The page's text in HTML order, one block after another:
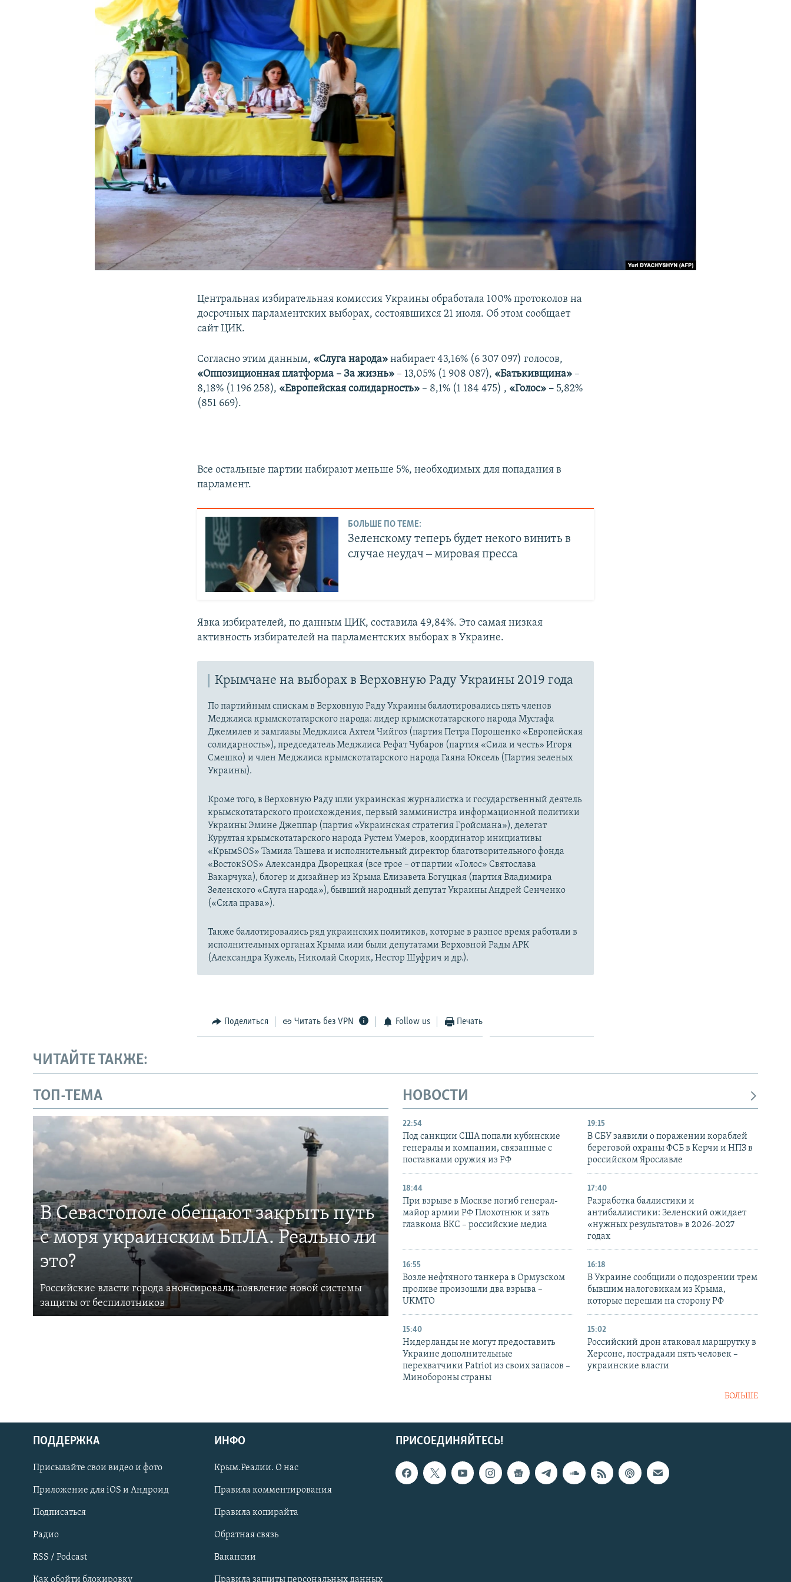
КРЫМ.НЕПОКОРЕННЫЙ
УКРАИНСКАЯ ПРОБЛЕМА КРЫМА
Українською
Qırımtatar
ПРИСОЕДИНЯЙТЕСЬ!
Центральная избирательная комиссия Украины обработала 100% протоколов на
досрочных парламентских выборах, состоявшихся 21 июля. Об этом сообщает
сайт ЦИК.
Согласно этим данным, «Слуга народа» набирает 43,16% (6 307 097) голосов,
«Оппозиционная платформа – За жизнь» – 13,05% (1 908 087), «Батькивщина» –
8,18% (1 196 258), «Европейская солидарность» – 8,1% (1 184 475) , «Голос» – 5,82%
(851 669).
Все остальные партии набирают меньше 5%, необходимых для попадания в
парламент.
БОЛЬШЕ ПО ТЕМЕ:
Зеленскому теперь будет некого винить в
случае неудач ‒ мировая пресса
​Явка избирателей, по данным ЦИК, составила 49,84%. Это самая низкая
активность избирателей на парламентских выборах в Украине.
Крымчане на выборах в Верховную Раду Украины 2019 года
По партийным спискам в Верховную Раду Украины баллотировались пять членов
Меджлиса крымскотатарского народа: лидер крымскотатарского народа Мустафа
Джемилев и замглавы Меджлиса Ахтем Чийгоз (партия Петра Порошенко «Европейская
солидарность»), председатель Меджлиса Рефат Чубаров (партия «Сила и честь» Игоря
Смешко) и член Меджлиса крымскотатарского народа Гаяна Юксель (Партия зеленых
Украины).
Кроме того, в Верховную Раду шли украинская журналистка и государственный деятель
крымскотатарского происхождения, первый замминистра информационной политики
Украины Эмине Джеппар (партия «Украинская стратегия Гройсмана»), делегат
Курултая крымскотатарского народа Рустем Умеров, координатор инициативы
«КрымSOS» Тамила Ташева и исполнительный директор благотворительного фонда
«ВостокSOS» Александра Дворецкая (все трое – от партии «Голос» Святослава
Вакарчука), блогер и дизайнер из Крыма Елизавета Богуцкая (партия Владимира
Зеленского «Слуга народа»), бывший народный депутат Украины Андрей Сенченко
(«Сила права»).
Также баллотировались ряд украинских политиков, которые в разное время работали в
исполнительных органах Крыма или были депутатами Верховной Рады АРК
(Александра Кужель, Николай Скорик, Нестор Шуфрич и др.).
Поделиться Читать без VPN Follow us Печать
ЧИТАЙТЕ ТАКЖЕ:
ТОП-ТЕМА
В Севастополе обещают закрыть путь
с моря украинским БпЛА. Реально ли
это?
Российские власти города анонсировали появление новой системы
защиты от беспилотников
НОВОСТИ
22:54
Под санкции США попали кубинские
генералы и компании, связанные с
поставками оружия из РФ
19:15
В СБУ заявили о поражении кораблей
береговой охраны ФСБ в Керчи и НПЗ в
российском Ярославле
18:44
При взрыве в Москве погиб генерал-
майор армии РФ Плохотнюк и зять
главкома ВКС – российские медиа
17:40
Разработка баллистики и
антибаллистики: Зеленский ожидает
«нужных результатов» в 2026-2027
годах
16:55
Возле нефтяного танкера в Ормузском
проливе произошли два взрыва –
UKMTO
16:18
В Украине сообщили о подозрении трем
бывшим налоговикам из Крыма,
которые перешли на сторону РФ
15:40
Нидерланды не могут предоставить
Украине дополнительные
перехватчики Patriot из своих запасов –
Минобороны страны
15:02
Российский дрон атаковал маршрутку в
Херсоне, пострадали пять человек –
украинские власти
БОЛЬШЕ
ПРИСОЕДИНЯЙТЕСЬ!
ПОДДЕРЖКА
Присылайте свои видео и фото
Приложение для iOS и Андроид
Подписаться
Радио
RSS / Podcast
Как обойти блокировку
ИНФО
Крым.Реалии. О нас
Правила комментирования
Правила копирайта
Обратная связь
Вакансии
Правила защиты персональных данных